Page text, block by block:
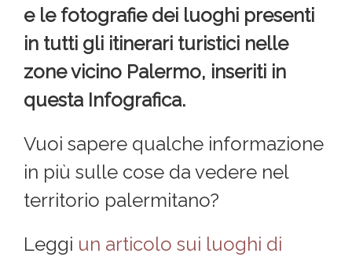
e le fotografie dei luoghi presenti
in tutti gli itinerari turistici nelle
zone vicino Palermo, inseriti in
questa Infografica.
Vuoi sapere qualche informazione
in più sulle cose da vedere nel
territorio palermitano?
Leggi un articolo sui luoghi di